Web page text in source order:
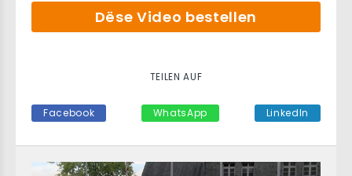
Dëse Video bestellen
TEILEN AUF
Facebook WhatsApp LinkedIn